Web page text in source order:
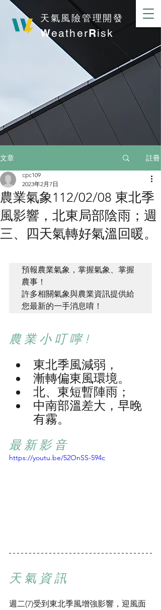
​天氣風險管理開發
WeatherRisk
文章 註冊
農業氣象112/02/08 東北季
風影響，北東局部陰雨；週
三、四天氣轉好氣溫回暖。
cpc109
2023年2月7日
預報農業氣象，掌握氣象、掌握
農事！
許多相關氣象與農業資訊提供給
您最新的一手消息唷！
農 業 小 叮 嚀 !
東北季風減弱，
漸轉偏東風環境。
北、東短暫陣雨；
中南部溫差大，早晚
有霧。
最 新 影 音
https://youtu.be/52OnSS-594c
天 氣 資 訊
週二(7)受到東北季風增強影響，迎風面